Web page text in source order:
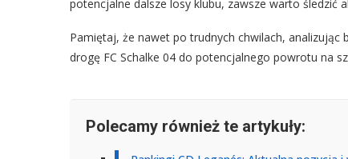
potencjalne dalsze losy klubu, zawsze warto śledzić
Pamiętaj, że nawet po trudnych chwilach,
drogę FC Schalke 04 do potencjalnego powrotu na
Polecamy również te artykuły: